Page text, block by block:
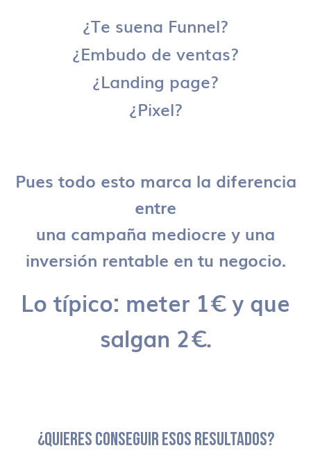
¿Te suena Funnel?
¿Embudo de ventas?
¿Landing page?
¿Pixel?
Pues todo esto marca la diferencia
entre
una campaña mediocre y una
inversión rentable en tu negocio.
Lo típico: meter 1€ y que
salgan 2€.
¿QUIERES CONSEGUIR ESOS RESULTADOS?